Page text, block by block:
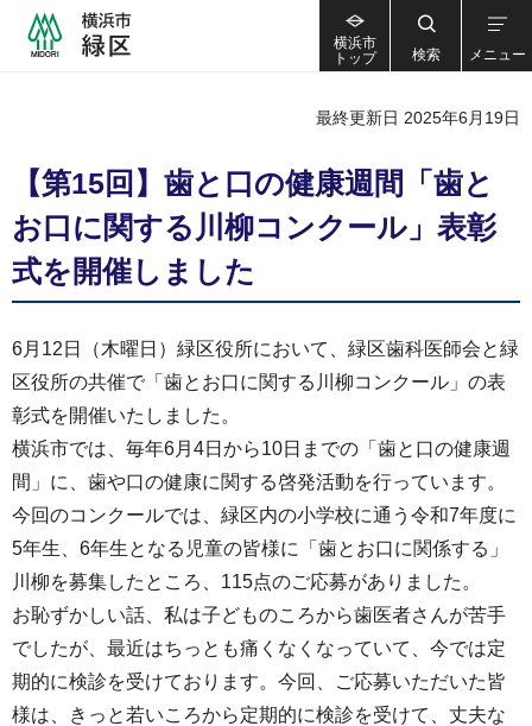
横浜市
トップ
検索 メニュー
最終更新日 2025年6月19日
【第15回】歯と口の健康週間「歯と
お口に関する川柳コンクール」表彰
式を開催しました
6月12日（木曜日）緑区役所において、緑区歯科医師会と緑
区役所の共催で「歯とお口に関する川柳コンクール」の表
彰式を開催いたしました。
横浜市では、毎年6月4日から10日までの「歯と口の健康週
間」に、歯や口の健康に関する啓発活動を行っています。
今回のコンクールでは、緑区内の小学校に通う令和7年度に
5年生、6年生となる児童の皆様に「歯とお口に関係する」
川柳を募集したところ、115点のご応募がありました。
お恥ずかしい話、私は子どものころから歯医者さんが苦手
でしたが、最近はちっとも痛くなくなっていて、今では定
期的に検診を受けております。今回、ご応募いただいた皆
様は、きっと若いころから定期的に検診を受けて、丈夫な